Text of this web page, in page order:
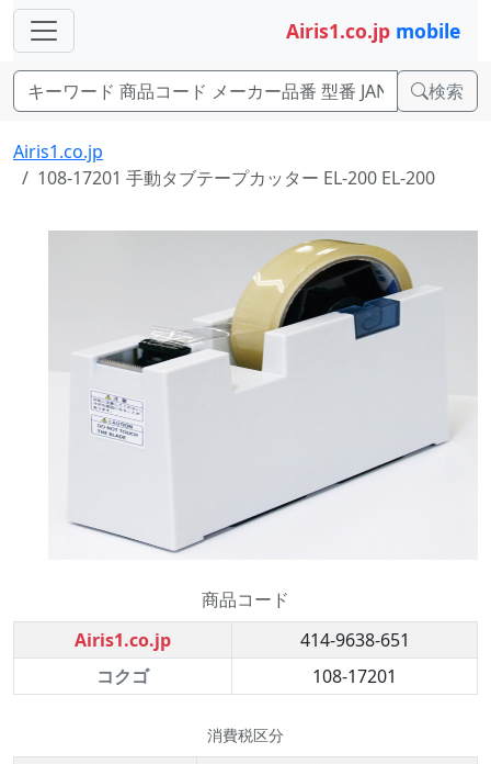
Airis1.co.jp mobile
検索
Airis1.co.jp
108-17201 手動タブテープカッター EL-200 EL-200
商品コード
Airis1.co.jp
414-9638-651
コクゴ
108-17201
消費税区分